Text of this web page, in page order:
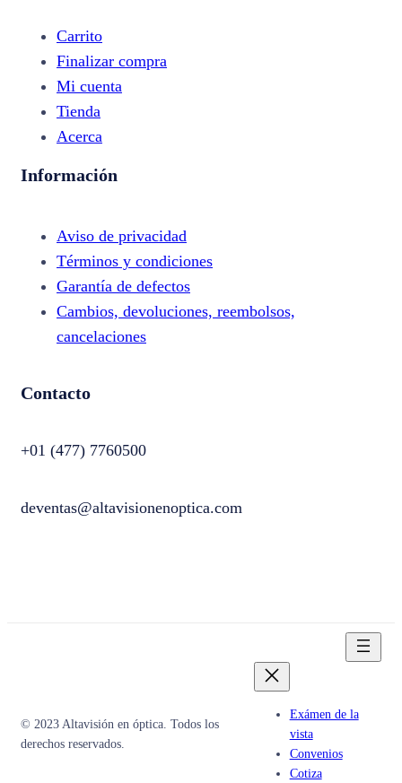
Carrito
Finalizar compra
Mi cuenta
Tienda
Acerca
Información
Aviso de privacidad
Términos y condiciones
Garantía de defectos
Cambios, devoluciones, reembolsos,
cancelaciones
Contacto
+01 (477) 7760500
deventas@altavisionenoptica.com
© 2023 Altavisión en óptica. Todos los
derechos reservados.
Exámen de la
vista
Convenios
Cotiza